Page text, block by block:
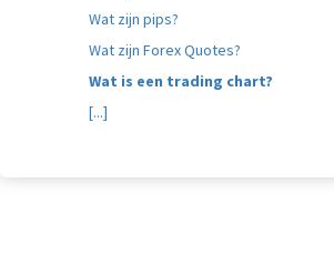
Wat zijn pips?
Wat zijn Forex Quotes?
Wat is een trading chart?
[...]